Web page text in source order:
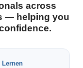
across
— helping you